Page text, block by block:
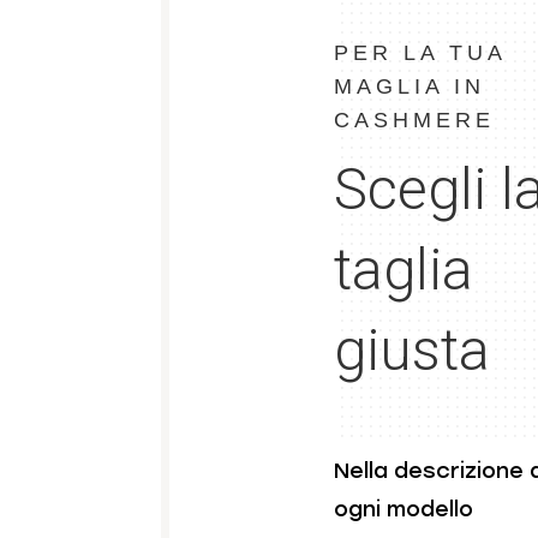
PER LA TUA
MAGLIA IN
CASHMERE
Scegli
taglia
giusta
Nella descrizione
ogni modello